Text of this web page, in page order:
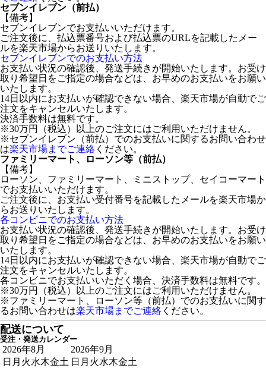
セブンイレブン（前払）
【備考】
セブンイレブンでお支払いいただけます。
ご注文後に、払込票番号および払込票のURLを記載したメー
ルを楽天市場からお送りいたします。
セブンイレブンでのお支払い方法
お支払い状況の確認後、発送手続きが開始いたします。お受け
取り希望日をご指定の場合などは、お早めのお支払いをお願い
いたします。
14日以内にお支払いが確認できない場合、楽天市場が自動でご
注文をキャンセルいたします。
決済手数料は無料です。
※30万円（税込）以上のご注文にはご利用いただけません。
※セブンイレブン（前払）でのお支払いに関するお問い合わせ
は楽天市場までご連絡 ください。
ファミリーマート、ローソン等（前払）
【備考】
ローソン、ファミリーマート、ミニストップ、セイコーマート
でお支払いいただけます。
ご注文後に、お支払い受付番号を記載したメールを楽天市場か
らお送りいたします。
各コンビニでのお支払い方法
お支払い状況の確認後、発送手続きが開始いたします。お受け
取り希望日をご指定の場合などは、お早めのお支払いをお願い
いたします。
14日以内にお支払いが確認できない場合、楽天市場が自動でご
注文をキャンセルいたします。
各コンビニでお支払いいただく場合、決済手数料は無料です。
※30万円（税込）以上のご注文にはご利用いただけません。
※ファミリーマート、ローソン等（前払）でのお支払いに関す
るお問い合わせは楽天市場までご連絡 ください。
配送について
受注・発送カレンダー
2026年8月
日 月 火水木金土
2026年9月
日 月 火水木金土